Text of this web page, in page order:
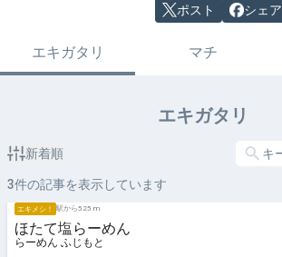
ポスト シェア
エキガタリ マチ
エキガタリ
新着順
3件の記事を表示しています
エキメシ！ 駅から525 m
ほたて塩らーめん
らーめん ふじもと